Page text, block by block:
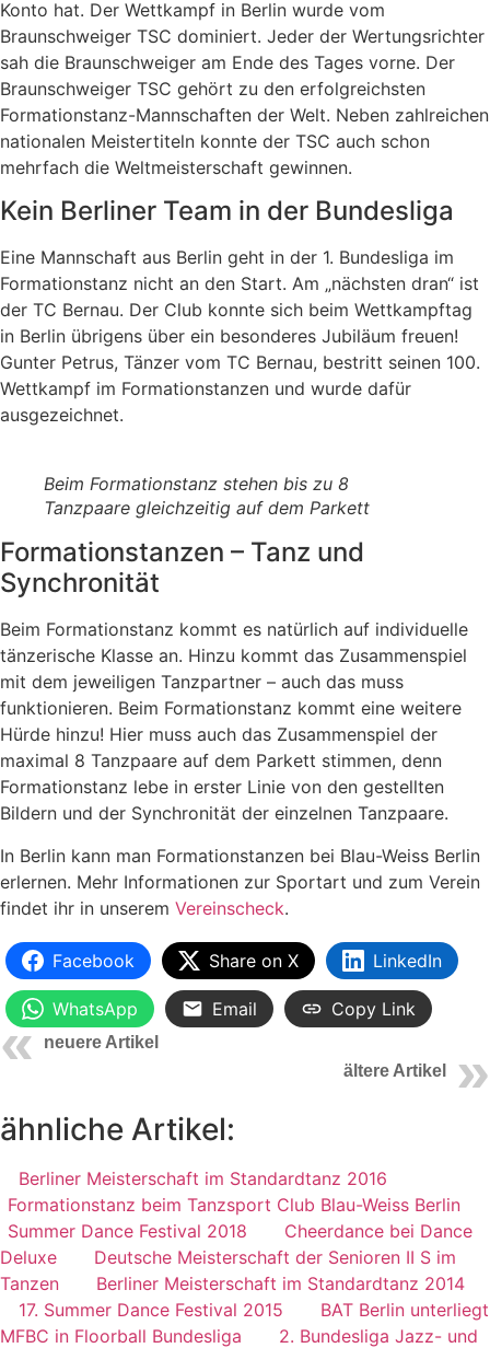
Konto hat. Der Wettkampf in Berlin wurde vom
Braunschweiger TSC dominiert. Jeder der Wertungsrichter
sah die Braunschweiger am Ende des Tages vorne. Der
Braunschweiger TSC gehört zu den erfolgreichsten
Formationstanz-Mannschaften der Welt. Neben zahlreichen
nationalen Meistertiteln konnte der TSC auch schon
mehrfach die Weltmeisterschaft gewinnen.
Kein Berliner Team in der Bundesliga
Eine Mannschaft aus Berlin geht in der 1. Bundesliga im
Formationstanz nicht an den Start. Am „nächsten dran“ ist
der TC Bernau. Der Club konnte sich beim Wettkampftag
in Berlin übrigens über ein besonderes Jubiläum freuen!
Gunter Petrus, Tänzer vom TC Bernau, bestritt seinen 100.
Wettkampf im Formationstanzen und wurde dafür
ausgezeichnet.
Beim Formationstanz stehen bis zu 8
Tanzpaare gleichzeitig auf dem Parkett
Formationstanzen – Tanz und
Synchronität
Beim Formationstanz kommt es natürlich auf individuelle
tänzerische Klasse an. Hinzu kommt das Zusammenspiel
mit dem jeweiligen Tanzpartner – auch das muss
funktionieren. Beim Formationstanz kommt eine weitere
Hürde hinzu! Hier muss auch das Zusammenspiel der
maximal 8 Tanzpaare auf dem Parkett stimmen, denn
Formationstanz lebe in erster Linie von den gestellten
Bildern und der Synchronität der einzelnen Tanzpaare.
In Berlin kann man Formationstanzen bei Blau-Weiss Berlin
erlernen. Mehr Informationen zur Sportart und zum Verein
findet ihr in unserem Vereinscheck.
Facebook Share on X LinkedIn
WhatsApp Email Copy Link
neuere Artikel
ältere Artikel
ähnliche Artikel:
Berliner Meisterschaft im Standardtanz 2016
Formationstanz beim Tanzsport Club Blau-Weiss Berlin
Summer Dance Festival 2018
Cheerdance bei Dance
Deluxe
Deutsche Meisterschaft der Senioren II S im
Tanzen
Berliner Meisterschaft im Standardtanz 2014
17. Summer Dance Festival 2015
BAT Berlin unterliegt
MFBC in Floorball Bundesliga
2. Bundesliga Jazz- und